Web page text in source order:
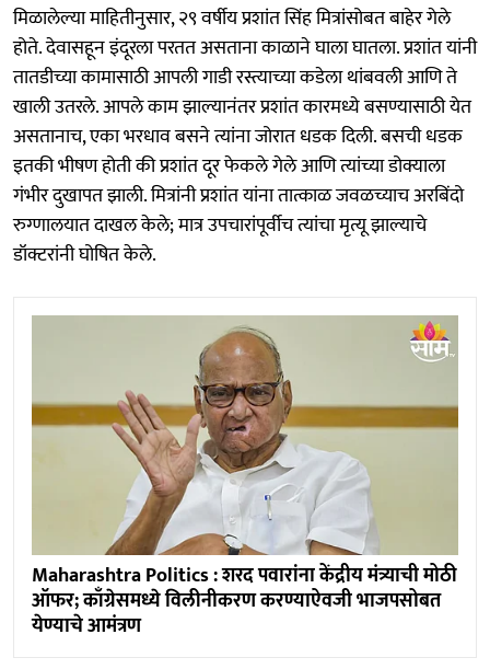
मिळालेल्या माहितीनुसार, २९ वर्षीय प्रशांत सिंह मित्रांसोबत बाहेर गेले
होते. देवासहून इंदूरला परतत असताना काळाने घाला घातला. प्रशांत यांनी
तातडीच्या कामासाठी आपली गाडी रस्त्याच्या कडेला थांबवली आणि ते
खाली उतरले. आपले काम झाल्यानंतर प्रशांत कारमध्ये बसण्यासाठी येत
असतानाच, एका भरधाव बसने त्यांना जोरात धडक दिली. बसची धडक
इतकी भीषण होती की प्रशांत दूर फेकले गेले आणि त्यांच्या डोक्याला
गंभीर दुखापत झाली. मित्रांनी प्रशांत यांना तात्काळ जवळच्याच अरबिंदो
रुग्णालयात दाखल केले; मात्र उपचारांपूर्वीच त्यांचा मृत्यू झाल्याचे
डॉक्टरांनी घोषित केले.
Maharashtra Politics : शरद पवारांना केंद्रीय मंत्र्याची मोठी
ऑफर; काँग्रेसमध्ये विलीनीकरण करण्याऐवजी भाजपसोबत
येण्याचे आमंत्रण